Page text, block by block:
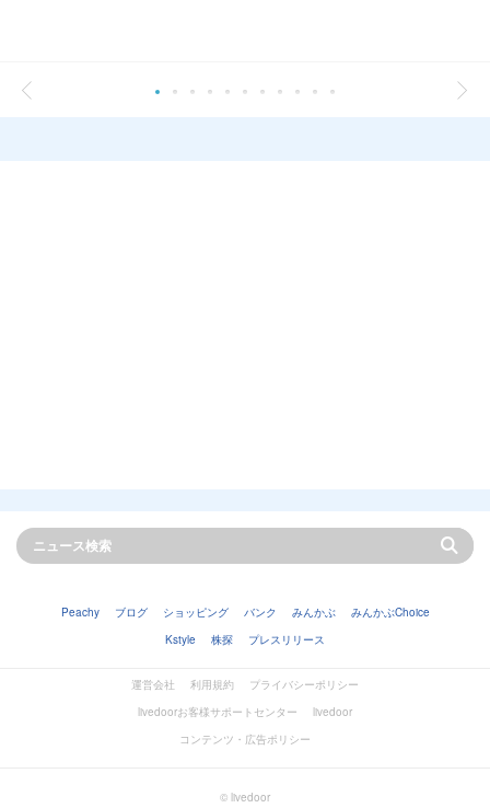
Peachy ブログ ショッピング バンク みんかぶ
みんかぶChoice
Kstyle
株探 プレスリリース
運営会社 利用規約
プライバシーポリシー
livedoorお客様サポートセンター
livedoor
コンテンツ・広告ポリシー
© livedoor